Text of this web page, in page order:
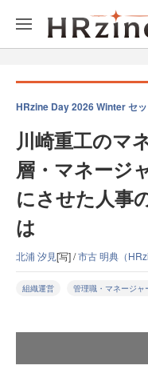
HRzine Day 2026 Winter セ
川崎重工のマ
層・マネージ
にさせた人事
は
北浦 汐見[写] /市古 明典（
組織運営 管理職・マネージャ